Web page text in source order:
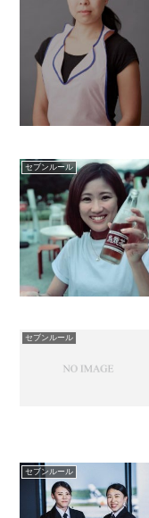
セブンルール
セブンルール
セブンルール